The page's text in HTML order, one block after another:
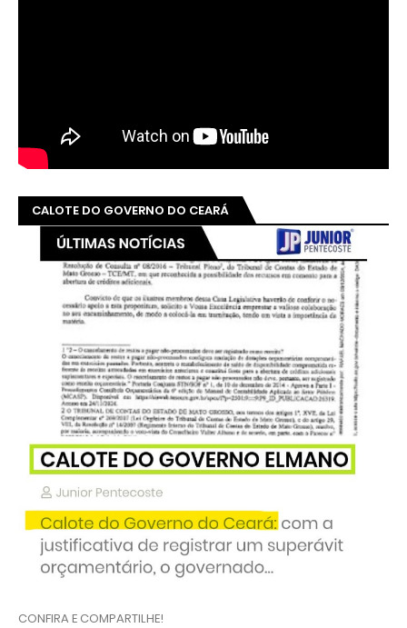
CALOTE DO GOVERNO DO CEARÁ
CONFIRA E COMPARTILHE!